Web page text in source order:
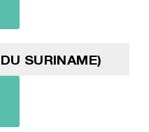
SURINAME)